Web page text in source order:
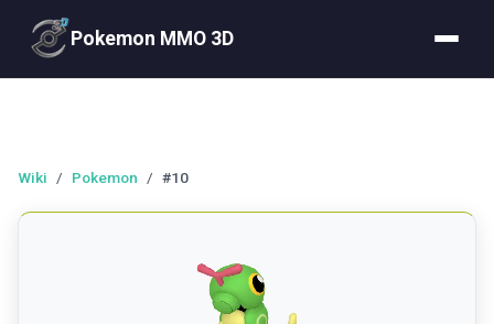
Pokemon MMO 3D
Wiki / Pokemon / #10